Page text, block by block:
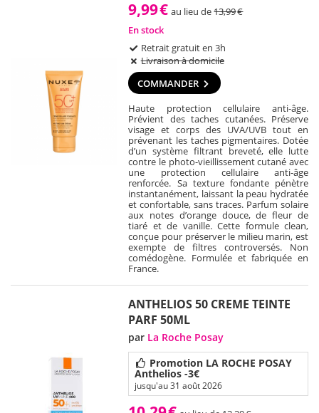
9,99€ au lieu de13,99€
En stock
Retrait gratuit en 3h
Livraison à domicile
COMMANDER
Haute protection cellulaire anti-âge.
Prévient des taches cutanées. Préserve
visage et corps des UVA/UVB tout en
prévenant les taches pigmentaires. Dotée
d’un système filtrant breveté, elle lutte
contre le photo-vieillissement cutané avec
une protection cellulaire anti-âge
renforcée. Sa texture fondante pénètre
instantanément, laissant la peau hydratée
et confortable, sans traces. Parfum solaire
aux notes d’orange douce, de fleur de
tiaré et de vanille. Cette formule clean,
conçue pour préserver le milieu marin, est
exempte de filtres controversés. Non
comédogène. Formulée et fabriquée en
France.
ANTHELIOS 50 CREME TEINTE
PARF 50ML
par La Roche Posay
Promotion LA ROCHE POSAY
Anthelios -3€
jusqu'au 31 août 2026